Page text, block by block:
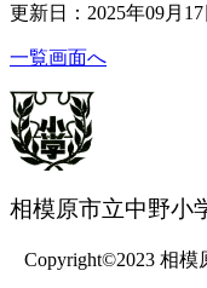
更新日：2025年09月17
一覧画面へ
相模原市立中野小
Copyright©2023 相模